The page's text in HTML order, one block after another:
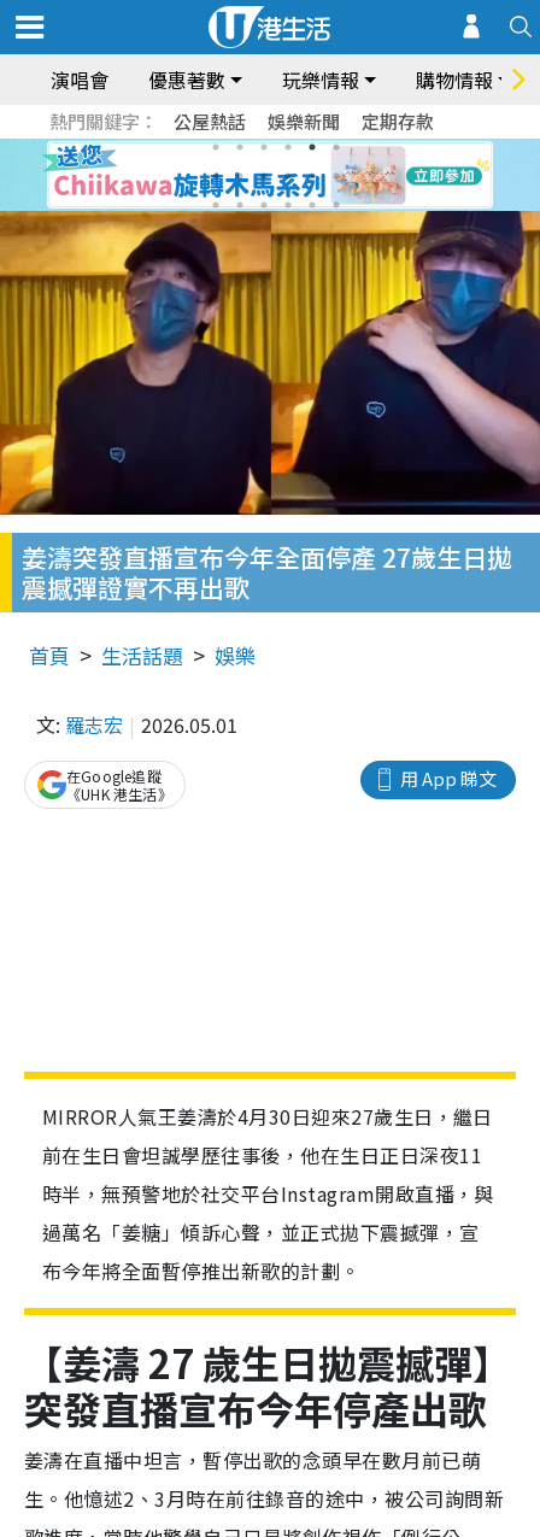
演唱會 優惠著數 玩樂情報 購物情報
熱門關鍵字： 公屋熱話 娛樂新聞 定期存款
姜濤突發直播宣布今年全面停產 27歲生日拋
震撼彈證實不再出歌
首頁 生活話題 娛樂
文: 羅志宏 2026.05.01
用 App 睇文
在Google追蹤
《UHK 港生活》
MIRROR人氣王姜濤於4月30日迎來27歲生日，繼日
前在生日會坦誠學歷往事後，他在生日正日深夜11
時半，無預警地於社交平台Instagram開啟直播，與
過萬名「姜糖」傾訴心聲，並正式拋下震撼彈，宣
布今年將全面暫停推出新歌的計劃。
【姜濤 27 歲生日拋震撼彈】
突發直播宣布今年停產出歌
姜濤在直播中坦言，暫停出歌的念頭早在數月前已萌
生。他憶述2、3月時在前往錄音的途中，被公司詢問新